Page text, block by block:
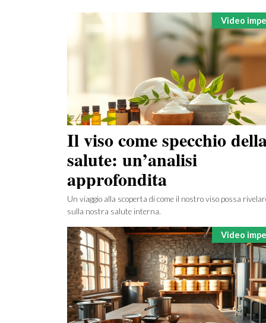
Il viso come specchio
salute: un’analisi
approfondita
Un viaggio alla scoperta di come il nostro viso possa
sulla nostra salute interna.
Categorie
Video
Categorie
Video